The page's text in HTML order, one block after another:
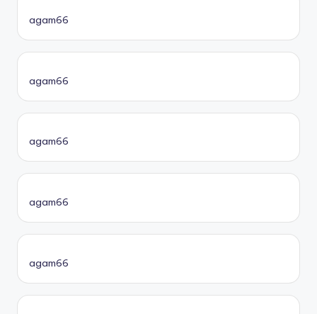
agam66
agam66
agam66
agam66
agam66